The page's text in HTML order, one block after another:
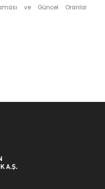
ve Güncel Oranlar